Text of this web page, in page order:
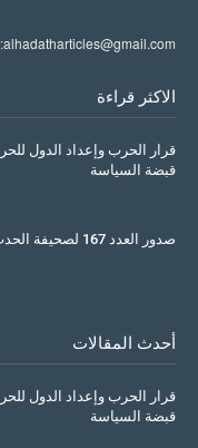
alhadatharticles@gmail.com
الاكثر قراءة
قرار الحرب وإعداد الدول
قبضة السياسة
صدور العدد 167 لصحيفة الحدث الاسبوعي من لندن
أحدث المقالات
قرار الحرب وإعداد الدول
قبضة السياسة